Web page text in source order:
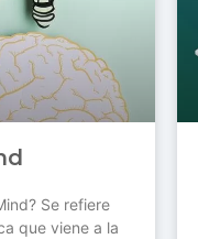
Se refiere
que viene a la